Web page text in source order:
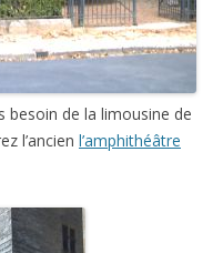
besoin de la limousine de
l’ancien l’amphithéâtre